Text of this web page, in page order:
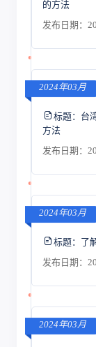
的方法
发布日期：
2024年03月
标题： 台
方法
发布日期：
2024年03月
标题： 了
发布日期：
2024年03月